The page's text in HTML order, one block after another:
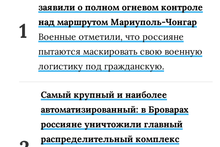
заявили о полном огневом контроле
над маршрутом Мариуполь-Чонгар
Военные отметили, что россияне
пытаются маскировать свою военную
логистику под гражданскую.
Самый крупный и наиболее
автоматизированный: в Броварах
россияне уничтожили главный
распределительный комплекс